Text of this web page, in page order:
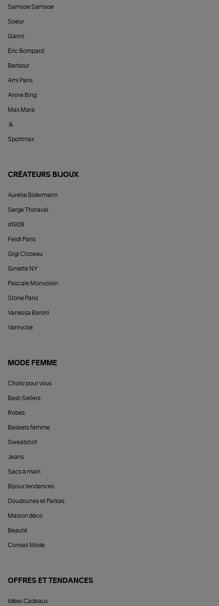
Samsoe Samsoe
Soeur
Ganni
Éric Bompard
Barbour
Ami Paris
Anine Bing
Max Mara
&
Sportmax
CRÉATEURS BIJOUX
Aurélie Bidermann
Serge Thoraval
d1928
Feidt Paris
Gigi Clozeau
Ginette NY
Pascale Monvoisin
Stone Paris
Vanessa Baroni
Vanrycke
MODE FEMME
Choisi pour vous
Best-Sellers
Robes
Baskets femme
Sweatshirt
Jeans
Sacs à main
Bijoux tendances
Doudounes et Parkas
Maison déco
Beauté
Conseil Mode
OFFRES ET TENDANCES
Idées Cadeaux